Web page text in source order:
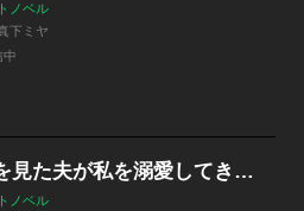
ノベル
下ミヤ
中
離婚届を見た夫が私を溺愛してきたのですが！～冷徹外科医は最愛の妻を手放さない～【SS付】
ノベル